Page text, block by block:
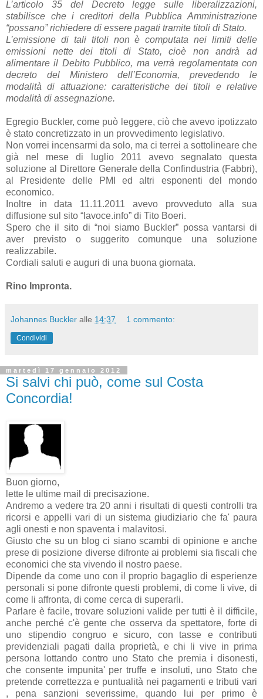
L’articolo 35 del Decreto legge sulle liberalizzazioni,
stabilisce che i creditori della Pubblica Amministrazione
“possano” richiedere di essere pagati tramite titoli di Stato.
L’emissione di tali titoli non è computata nei limiti delle
emissioni nette dei titoli di Stato, cioè non andrà ad
alimentare il Debito Pubblico, ma verrà regolamentata con
decreto del Ministero dell’Economia, prevedendo le
modalità di attuazione: caratteristiche dei titoli e relative
modalità di assegnazione.
Egregio Buckler, come può leggere, ciò che avevo ipotizzato
è stato concretizzato in un provvedimento legislativo.
Non vorrei incensarmi da solo, ma ci terrei a sottolineare che
già nel mese di luglio 2011 avevo segnalato questa
soluzione al Direttore Generale della Confindustria (Fabbri),
al Presidente delle PMI ed altri esponenti del mondo
economico.
Inoltre in data 11.11.2011 avevo provveduto alla sua
diffusione sul sito “lavoce.info” di Tito Boeri.
Spero che il sito di “noi siamo Buckler” possa vantarsi di
aver previsto o suggerito comunque una soluzione
realizzabile.
Cordiali saluti e auguri di una buona giornata.
Rino Impronta.
Johannes Buckler alle 14:37 1 commento:
Condividi
martedì 17 gennaio 2012
Si salvi chi può, come sul Costa
Concordia!
Buon giorno,
lette le ultime mail di precisazione.
Andremo a vedere tra 20 anni i risultati di questi controlli tra
ricorsi e appelli vari di un sistema giudiziario che fa' paura
agli onesti e non spaventa i malavitosi.
Giusto che su un blog ci siano scambi di opinione e anche
prese di posizione diverse difronte ai problemi sia fiscali che
economici che sta vivendo il nostro paese.
Dipende da come uno con il proprio bagaglio di esperienze
personali si pone difronte questi problemi, di come li vive, di
come li affronta, di come cerca di superarli.
Parlare è facile, trovare soluzioni valide per tutti è il difficile,
anche perché c'è gente che osserva da spettatore, forte di
uno stipendio congruo e sicuro, con tasse e contributi
previdenziali pagati dalla proprietà, e chi li vive in prima
persona lottando contro uno Stato che premia i disonesti,
che consente impunita' per truffe e insoluti, uno Stato che
pretende correttezza e puntualità nei pagamenti e tributi vari
, pena sanzioni severissime, quando lui per primo è